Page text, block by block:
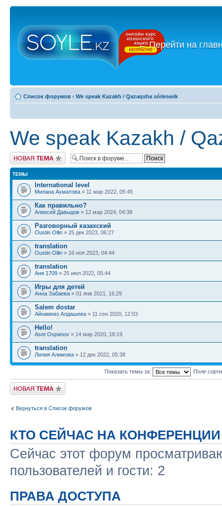
←Перейти на
Список форумов ‹ We speak Kazakh / Qazaqsha sóıleseıik
We speak Kazakh /
Новая тема
ТЕМЫ
International level
Милана Ахматова » 11 мар 2022, 05:45
Как правильно?
Алексей Давыдов » 12 мар 2024, 04:39
Разговорный казахский
Oustin Ollin » 25 дек 2023, 06:27
translation
Oustin Ollin » 16 ноя 2023, 04:44
translation
Аня 1709 » 25 июл 2022, 05:44
Игры для детей
Анна Забаева » 01 янв 2021, 16:29
Salem dostar
Айнамкөз Алдашева » 11 сен 2020, 12:03
Hello!
Aset Ospanov » 14 мар 2020, 18:19
translation
Лилия Алимова » 12 дек 2022, 05:38
Показать темы за: Поле
Новая тема
Вернуться в Список форумов
КТО СЕЙЧАС НА КОНФЕРЕНЦИИ
Сейчас этот форум
пользователей и гости: 2
ПРАВА ДОСТУПА